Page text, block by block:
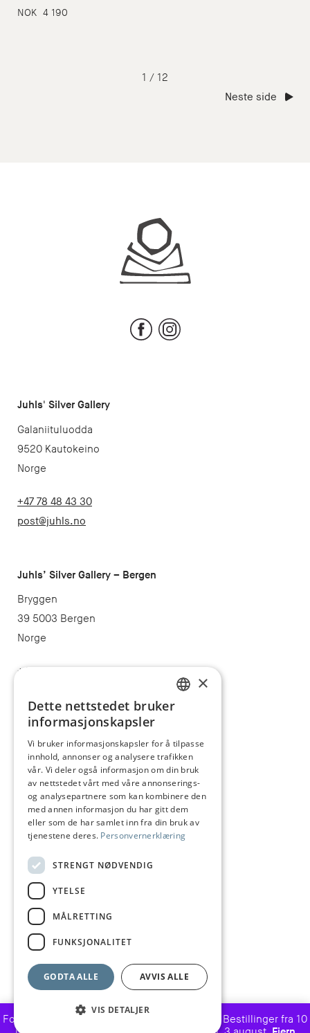
NOK 4 190
1 / 12
Neste side
Forsinket leveringstid grunnet ferieavvikling. Bestillinger fra 10
FacebookInstagram
Juhls' Silver Gallery
Galaniituluodda
9520 Kautokeino
Norge
+47 78 48 43 30
post@juhls.no
Juhls’ Silver Gallery – Bergen
Bryggen
39 5003 Bergen
Norge
+47 55 32 47 40
Informasjon
Salgsbetingelser
Frakt og levering
Angrerett
Reklamasjon
Størrelsesguide
Vedlikehold av sølvsmykker
Personvern
Besøk oss
Betalingsmetoder
NORWEGIAN
ENGLISH
×
Dette nettstedet bruker
informasjonskapsler
Vi bruker informasjonskapsler for å tilpasse
innhold, annonser og analysere trafikken
vår. Vi deler også informasjon om din bruk
av nettstedet vårt med våre annonserings-
og analysepartnere som kan kombinere den
med annen informasjon du har gitt dem
eller som de har samlet inn fra din bruk av
tjenestene deres. Personvernerklæring
STRENGT NØDVENDIG
YTELSE
MÅLRETTING
FUNKSJONALITET
GODTA ALLE AVVIS ALLE
VIS DETALJER